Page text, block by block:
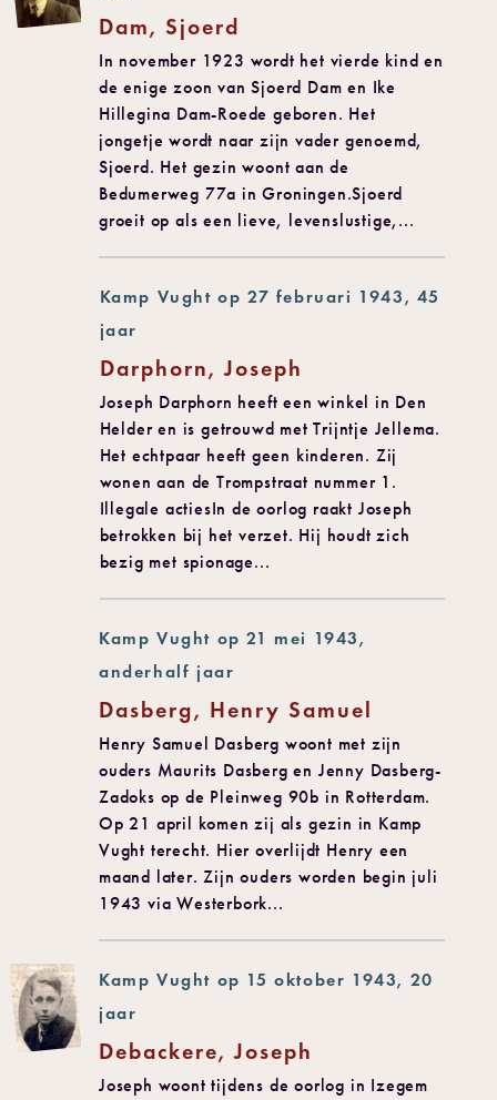
Dam, Sjoerd
In november 1923 wordt het vierde kind en
de enige zoon van Sjoerd Dam en Ike
Hillegina Dam-Roede geboren. Het
jongetje wordt naar zijn vader genoemd,
Sjoerd. Het gezin woont aan de
Bedumerweg 77a in Groningen.Sjoerd
groeit op als een lieve, levenslustige,...
Kamp Vught op 27 februari 1943, 45
jaar
Darphorn, Joseph
Joseph Darphorn heeft een winkel in Den
Helder en is getrouwd met Trijntje Jellema.
Het echtpaar heeft geen kinderen. Zij
wonen aan de Trompstraat nummer 1.
Illegale actiesIn de oorlog raakt Joseph
betrokken bij het verzet. Hij houdt zich
bezig met spionage...
Kamp Vught op 21 mei 1943,
anderhalf jaar
Dasberg, Henry Samuel
Henry Samuel Dasberg woont met zijn
ouders Maurits Dasberg en Jenny Dasberg-
Zadoks op de Pleinweg 90b in Rotterdam.
Op 21 april komen zij als gezin in Kamp
Vught terecht. Hier overlijdt Henry een
maand later. Zijn ouders worden begin juli
1943 via Westerbork...
Kamp Vught op 15 oktober 1943, 20
jaar
Debackere, Joseph
Joseph woont tijdens de oorlog in Izegem